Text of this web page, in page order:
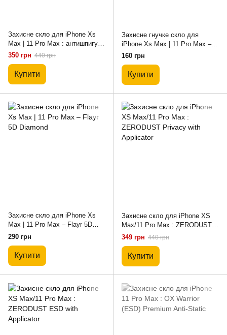
Захисне скло для iPhone Xs
Max | 11 Pro Max : антишпигун
NeMinute (Privacy)
350 грн 440 грн
Купити
Захисне гнучке скло для
iPhone Xs Max | 11 Pro Max –
9D Ceramic Clear
160 грн
Купити
Захисне скло для iPhone Xs
Max | 11 Pro Max – Flayr 5D
Diamond
290 грн
Купити
Захисне скло для iPhone XS
Max/11 Pro Max : ZERODUST
Privacy with Applicator
349 грн 440 грн
Купити